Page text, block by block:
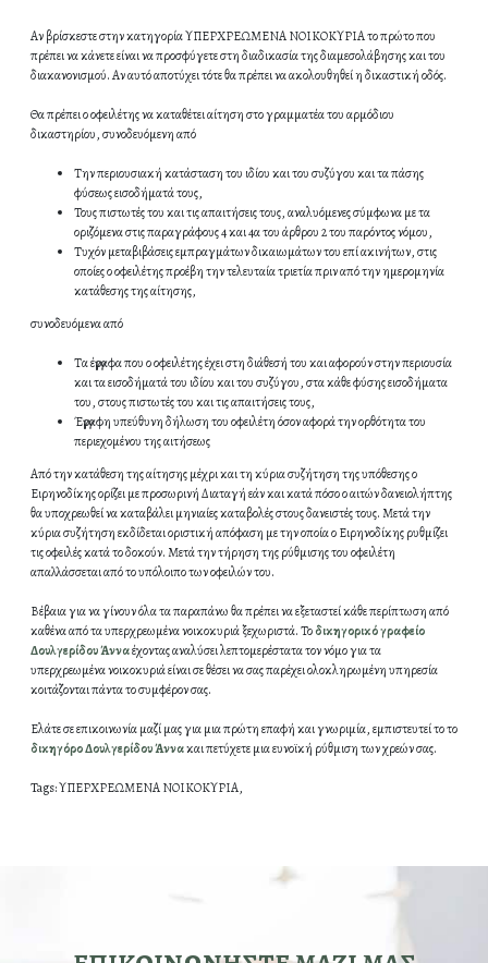
Αν βρίσκεστε στην κατηγορία ΥΠΕΡΧΡΕΩΜΕΝΑ ΝΟΙΚΟΚΥΡΙΑ το πρώτο που
πρέπει να κάνετε είναι να προσφύγετε στη διαδικασία της διαμεσολάβησης και του
διακανονισμού. Αν αυτό αποτύχει τότε θα πρέπει να ακολουθηθεί η δικαστική οδός.
Θα πρέπει ο οφειλέτης να καταθέτει αίτηση στο γραμματέα του αρμόδιου
δικαστηρίου, συνοδευόμενη από
Την περιουσιακή κατάσταση του ιδίου και του συζύγου και τα πάσης
φύσεως εισοδήματά τους,
Τους πιστωτές του και τις απαιτήσεις τους, αναλυόμενες σύμφωνα με τα
οριζόμενα στις παραγράφους 4 και 4α του άρθρου 2 του παρόντος νόμου,
Τυχόν μεταβιβάσεις εμπραγμάτων δικαιωμάτων του επί ακινήτων, στις
οποίες ο οφειλέτης προέβη την τελευταία τριετία πριν από την ημερομηνία
κατάθεσης της αίτησης,
συνοδευόμενα από
Τα έγγραφα που ο οφειλέτης έχει στη διάθεσή του και αφορούν στην περιουσία
και τα εισοδήματά του ιδίου και του συζύγου, στα κάθε φύσης εισοδήματα
του, στους πιστωτές του και τις απαιτήσεις τους,
Έγγραφη υπεύθυνη δήλωση του οφειλέτη όσον αφορά την ορθότητα του
περιεχομένου της αιτήσεως
Από την κατάθεση της αίτησης μέχρι και τη κύρια συζήτηση της υπόθεσης ο
Ειρηνοδίκης ορίζει με προσωρινή Διαταγή εάν και κατά πόσο ο αιτών δανειολήπτης
θα υποχρεωθεί να καταβάλει μηνιαίες καταβολές στους δανειστές τους. Μετά την
κύρια συζήτηση εκδίδεται οριστική απόφαση με την οποία ο Ειρηνοδίκης ρυθμίζει
τις οφειλές κατά το δοκούν. Μετά την τήρηση της ρύθμισης του οφειλέτη
απαλλάσσεται από το υπόλοιπο των οφειλών του.
Βέβαια για να γίνουν όλα τα παραπάνω θα πρέπει να εξεταστεί κάθε περίπτωση από
καθένα από τα υπερχρεωμένα νοικοκυριά ξεχωριστά. Τοδικηγορικό γραφείο
Δουλγερίδου Άνναέχοντας αναλύσει λεπτομερέστατα τον νόμο για τα
υπερχρεωμένα νοικοκυριά είναι σε θέσει να σας παρέχει ολοκληρωμένη υπηρεσία
κοιτάζονται πάντα το συμφέρον σας.
Ελάτε σε επικοινωνία μαζί μας για μια πρώτη επαφή και γνωριμία, εμπιστευτεί το το
δικηγόρο Δουλγερίδου Άννακαι πετύχετε μια ευνοϊκή ρύθμιση των χρεών σας.
Tags:ΥΠΕΡΧΡΕΩΜΕΝΑ ΝΟΙΚΟΚΥΡΙΑ,